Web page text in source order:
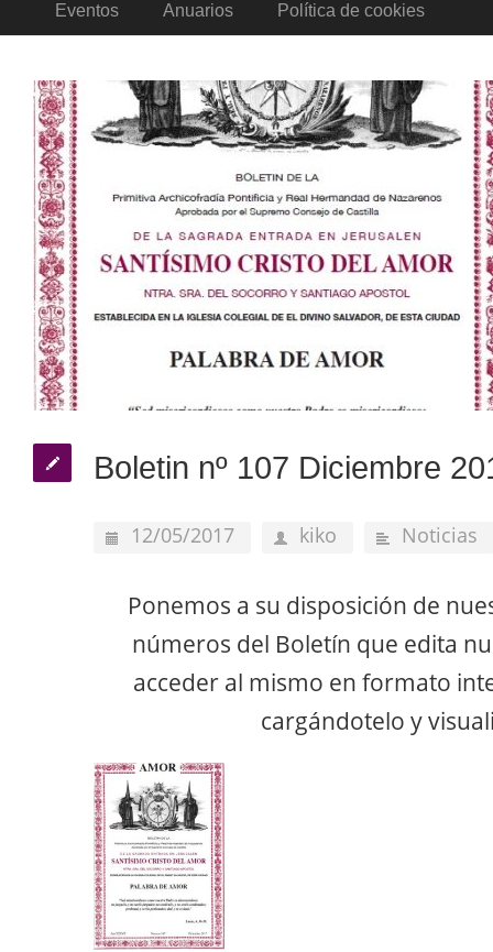
Eventos Anuarios Política de cookies
Boletin nº 107 Diciembre
12/05/2017 kiko Noticias
Ponemos a su disposición de
números del Boletín que edita
acceder al mismo en formato
cargándotelo y